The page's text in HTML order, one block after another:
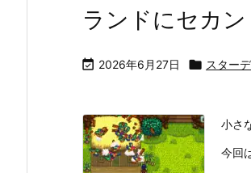
ランドにセカ
 2026年6月27日  スター
小さ
今回